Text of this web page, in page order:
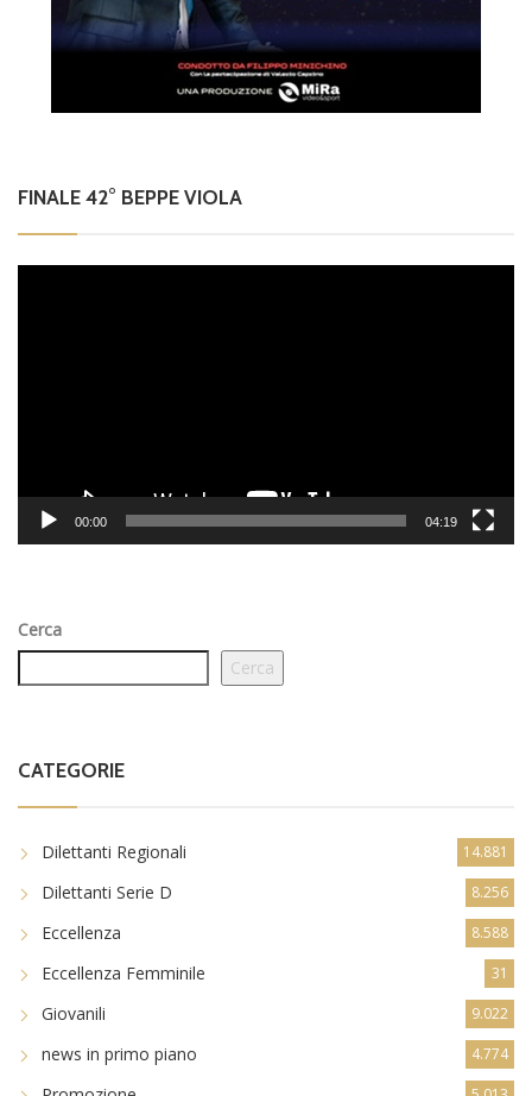
FINALE 42° BEPPE VIOLA
00:00 04:19
Cerca
Cerca
CATEGORIE
Dilettanti Regionali 14.881
Dilettanti Serie D 8.256
Eccellenza 8.588
Eccellenza Femminile 31
Giovanili 9.022
news in primo piano 4.774